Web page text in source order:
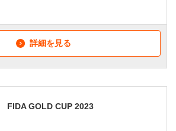
詳細を見る
FIDA GOLD CUP 2023